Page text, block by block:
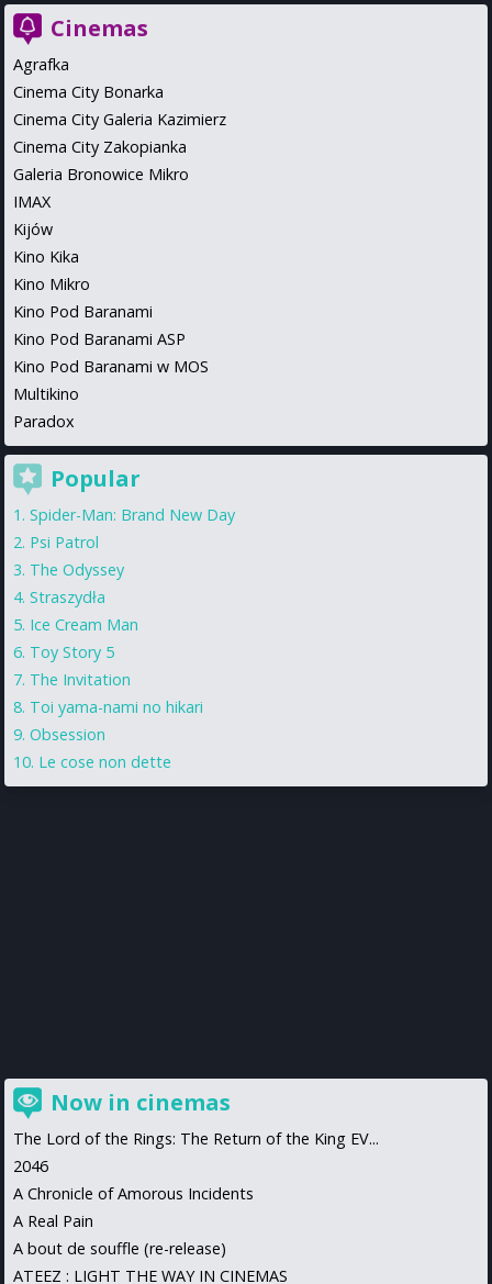
Cinemas
Agrafka
Cinema City Bonarka
Cinema City Galeria Kazimierz
Cinema City Zakopianka
Galeria Bronowice Mikro
IMAX
Kijów
Kino Kika
Kino Mikro
Kino Pod Baranami
Kino Pod Baranami ASP
Kino Pod Baranami w MOS
Multikino
Paradox
Popular
Spider-Man: Brand New Day
Psi Patrol
The Odyssey
Straszydła
Ice Cream Man
Toy Story 5
The Invitation
Toi yama-nami no hikari
Obsession
Le cose non dette
Now in cinemas
The Lord of the Rings: The Return of the King EV...
2046
A Chronicle of Amorous Incidents
A Real Pain
A bout de souffle (re-release)
ATEEZ : LIGHT THE WAY IN CINEMAS